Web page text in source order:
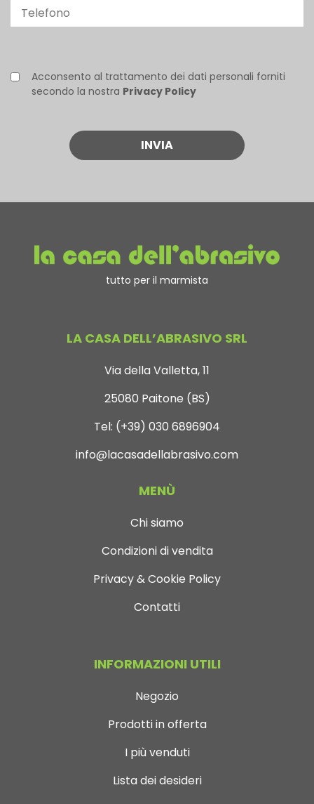
Acconsento al trattamento dei dati personali forniti
secondo la nostra Privacy Policy
tutto per il marmista
LA CASA DELL’ABRASIVO SRL
Via della Valletta, 11
25080 Paitone (BS)
Tel: (+39) 030 6896904
info@lacasadellabrasivo.com
MENÙ
Chi siamo
Condizioni di vendita
Privacy & Cookie Policy
Contatti
INFORMAZIONI UTILI
Negozio
Prodotti in offerta
I più venduti
Lista dei desideri